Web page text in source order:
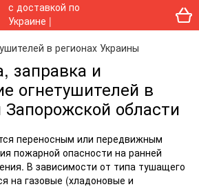
в регионах Украины
заправка и
огнетушителей в
области
переносным или передвижным
пожарной опасности на ранней
В зависимости от типа тушащего
на газовые (хладоновые и